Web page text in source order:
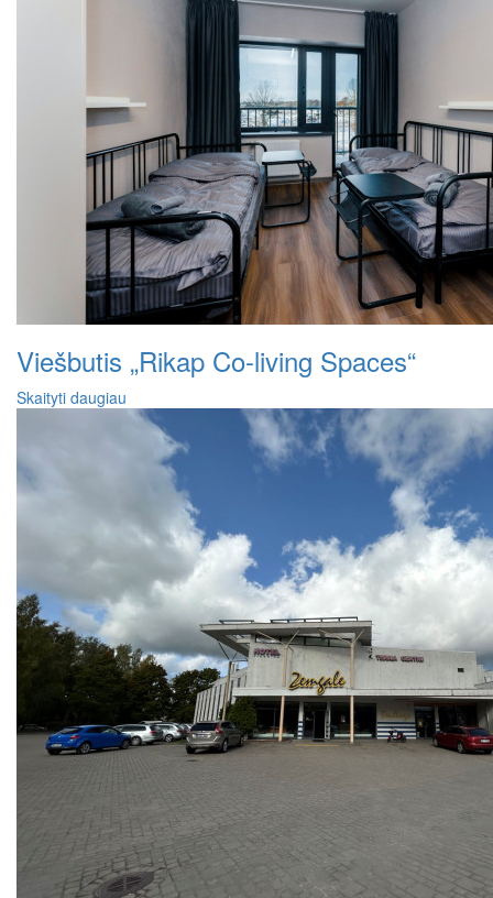
Viešbutis „Rikap Co-living Spaces“
Skaityti daugiau